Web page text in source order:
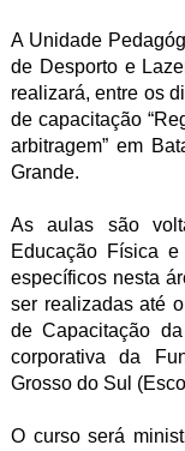
A Unidade
de Desporto e
realizará, entre os
de capacitação
arbitragem” em
Grande.
As aulas são
Educação Física
específicos nesta
ser realizadas até
de Capacitação
corporativa da
Grosso do Sul
O curso será